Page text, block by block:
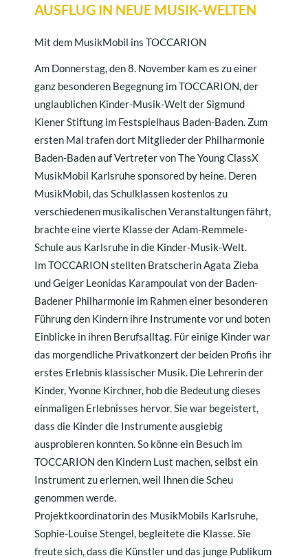
AUSFLUG IN NEUE MUSIK-WELTEN
Mit dem MusikMobil ins TOCCARION
Am Donnerstag, den 8. November kam es zu einer
ganz besonderen Begegnung im TOCCARION, der
unglaublichen Kinder-Musik-Welt der Sigmund
Kiener Stiftung im Festspielhaus Baden-Baden. Zum
ersten Mal trafen dort Mitglieder der Philharmonie
Baden-Baden auf Vertreter von The Young ClassX
MusikMobil Karlsruhe sponsored by heine. Deren
MusikMobil, das Schulklassen kostenlos zu
verschiedenen musikalischen Veranstaltungen fährt,
brachte eine vierte Klasse der Adam-Remmele-
Schule aus Karlsruhe in die Kinder-Musik-Welt.
Im TOCCARION stellten Bratscherin Agata Zieba
und Geiger Leonidas Karampoulat von der Baden-
Badener Philharmonie im Rahmen einer besonderen
Führung den Kindern ihre Instrumente vor und boten
Einblicke in ihren Berufsalltag. Für einige Kinder war
das morgendliche Privatkonzert der beiden Profis ihr
erstes Erlebnis klassischer Musik. Die Lehrerin der
Kinder, Yvonne Kirchner, hob die Bedeutung dieses
einmaligen Erlebnisses hervor. Sie war begeistert,
dass die Kinder die Instrumente ausgiebig
ausprobieren konnten. So könne ein Besuch im
TOCCARION den Kindern Lust machen, selbst ein
Instrument zu erlernen, weil Ihnen die Scheu
genommen werde.
Projektkoordinatorin des MusikMobils Karlsruhe,
Sophie-Louise Stengel, begleitete die Klasse. Sie
freute sich, dass die Künstler und das junge Publikum